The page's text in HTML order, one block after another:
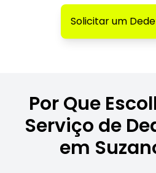
Solicitar um
Por Que
Serviço de
em